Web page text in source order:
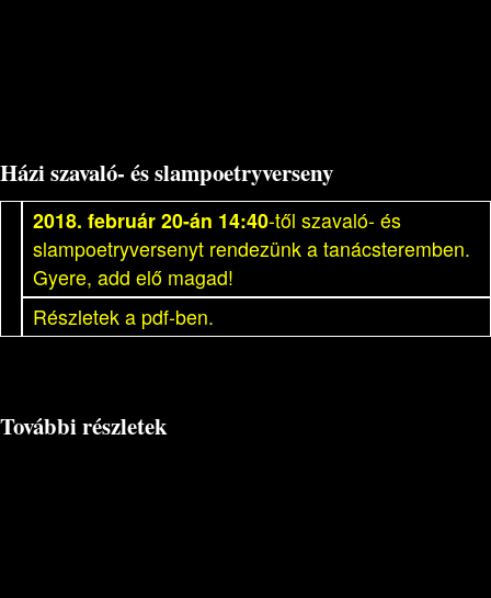
Házi szavaló- és slampoetryverseny
2018. február 20-án 14:40-től szavaló- és
slampoetryversenyt rendezünk a tanácsteremben.
Gyere, add elő magad!
Részletek a pdf-ben.
További részletek